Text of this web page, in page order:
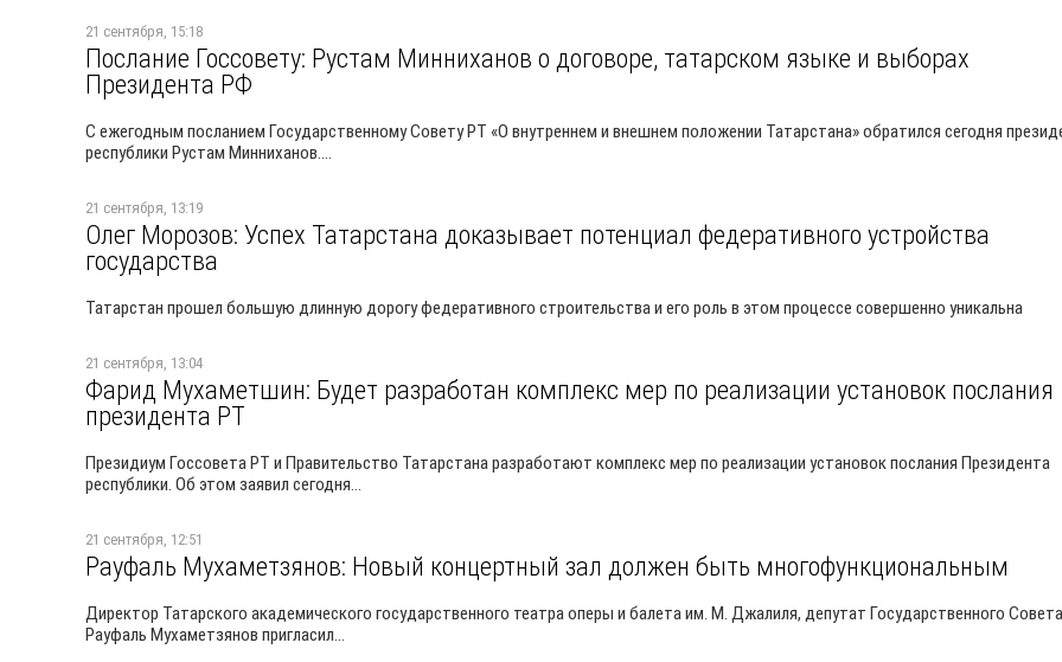
21 сентября, 15:18
Послание Госсовету: Рустам Минниханов о договоре, татарском языке и выборах
Президента РФ
С ежегодным посланием Государственному Совету РТ «О внутреннем и внешнем положении Татарстана» обратился сегодня
республики Рустам Минниханов....
21 сентября, 13:19
Олег Морозов: Успех Татарстана­ доказывает потенциал федеративного устройства
государства
Татарстан прошел большую длинную дорогу федеративного строительства и его роль в этом процессе совершенно уникальна
21 сентября, 13:04
Фарид Мухаметшин: Будет разработан комплекс мер по реализации установок послания
президента РТ
Президиум Госсовета РТ и Правительство Татарстана разработают комплекс мер по реализации установок послания Президента
республики. Об этом заявил сегодня...
21 сентября, 12:51
Рауфаль Мухаметзянов: Новый концертный зал должен быть многофункциональным
Директор Татарского академического государственного театра оперы и балета им. М. Джалиля, депутат Государственного
Рауфаль Мухаметзянов пригласил...